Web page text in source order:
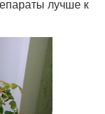
лучше к